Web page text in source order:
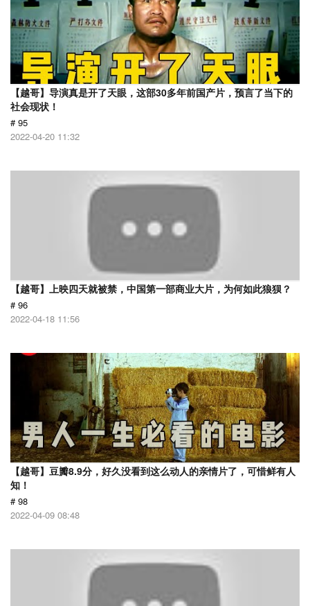
【越哥】导演真是开了天眼，这部30多年前国产片，预言了当下的
社会现状！
# 95
2022-04-20 11:32
【越哥】上映四天就被禁，中国第一部商业大片，为何如此狼狈？
# 96
2022-04-18 11:56
【越哥】豆瓣8.9分，好久没看到这么动人的亲情片了，可惜鲜有人
知！
# 98
2022-04-09 08:48